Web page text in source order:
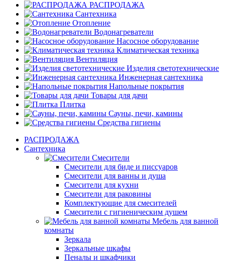
РАСПРОДАЖА
Сантехника
Отопление
Водонагреватели
Насосное оборудование
Климатическая техника
Вентиляция
Изделия светотехнические
Инженерная сантехника
Напольные покрытия
Товары для дачи
Плитка
Сауны, печи, камины
Средства гигиены
РАСПРОДАЖА
Сантехника
Смесители
Смесители для биде и писсуаров
Смесители для ванны и душа
Смесители для кухни
Смесители для раковины
Комплектующие для смесителей
Смесители с гигиеническим душем
Мебель для ванной
комнаты
Зеркала
Зеркальные шкафы
Пеналы и шкафчики